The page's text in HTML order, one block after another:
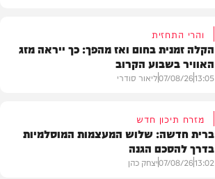
והרי התחזית
הקלה זמנית בחום ואז מהפך: כך ייראה מזג
האוויר בשבוע הקרוב
13:05
07/08/26ליאור סודרי
מזרח תיכון חדש
ברית חדשה: שלוש המעצמות המוסלמיות
בדרך להסכם הגנה
13:02
07/08/26יצחק כהן